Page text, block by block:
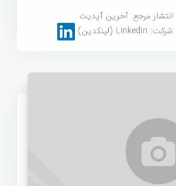
انتشار مرجع:آخرین آپدیت
شرکت:Linkedin (لینکدین)